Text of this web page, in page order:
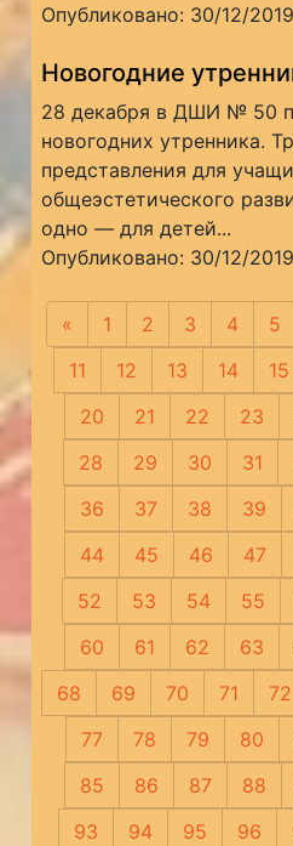
Опубликовано: 30/12/2019
Новогодние
28 декабря в ДШИ № 50
новогодних утренника.
представления для
общеэстетического
одно — для детей...
Опубликовано: 30/12/2019
« Предыдущая
1 2 3 4 5
11
12 13 14 15
20
21 22 23
28
29 30 31
36
37 38 39
44
45 46 47
52
53 54 55
60
61 62 63
68
69 70 71 72
77
78 79 80
85
86 87 88
93
94 95 96